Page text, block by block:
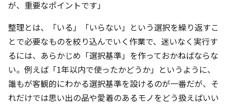
が、重要なポイントです」
整理とは、「いる」「いらない」という選択を繰り返すこ
とで必要なものを絞り込んでいく作業で、迷いなく実行す
るには、あらかじめ「選択基準」を作っておかねばならな
い。例えば「1年以内で使ったかどうか」というように、
誰もが客観的にわかる選択基準を設けるのが一番だが、そ
れだけでは思い出の品や愛着のあるモノをどう扱えばいい